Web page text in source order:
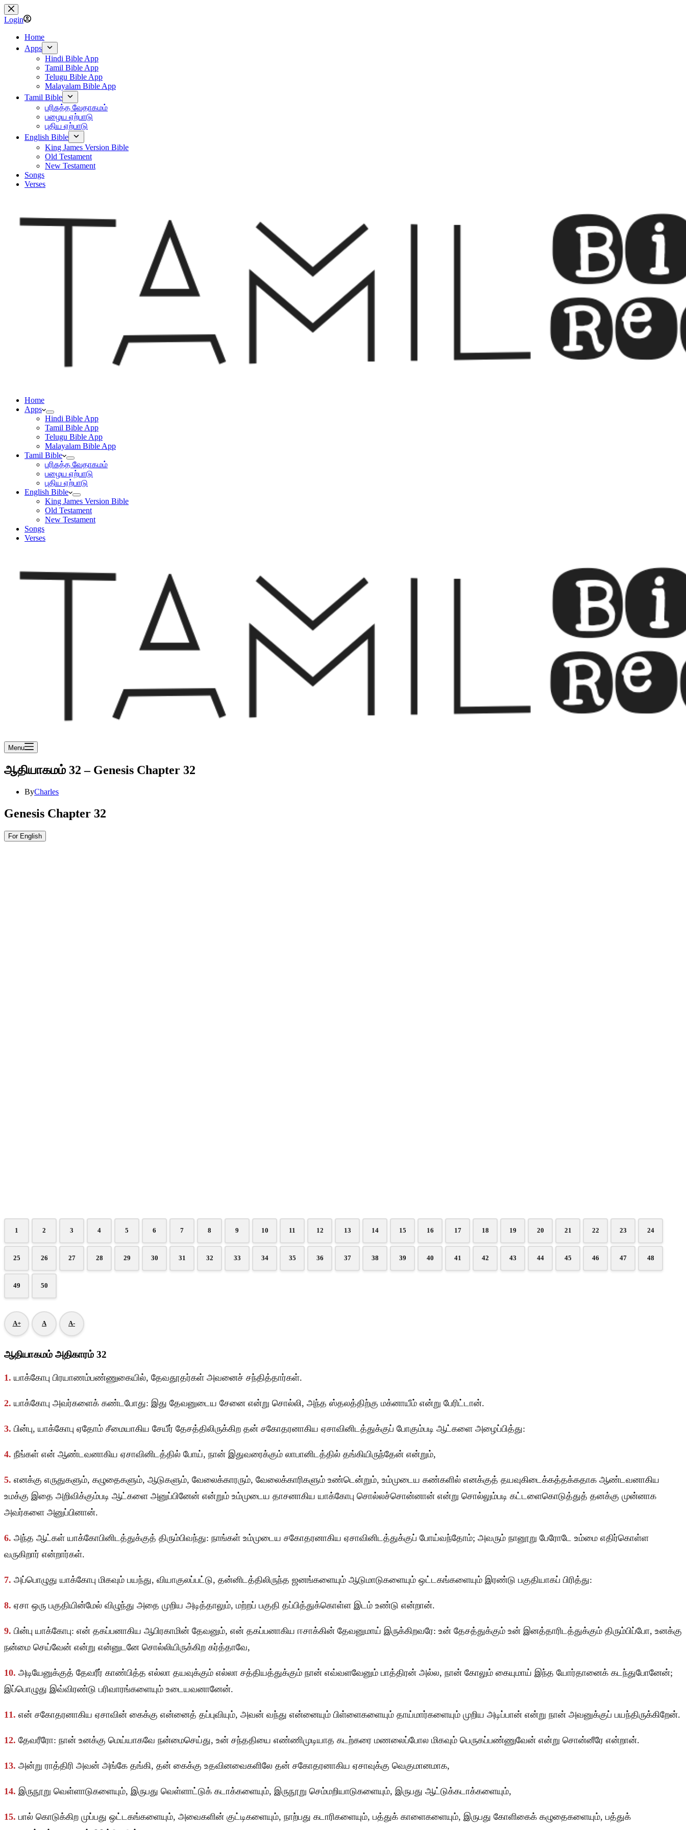
Skip
to
content
Login
Home
Apps
Hindi Bible App
Tamil Bible App
Telugu Bible App
Malayalam Bible App
Tamil Bible
பரிசுத்த வேதாகமம்
பழைய ஏற்பாடு
புதிய ஏற்பாடு
English Bible
King James Version Bible
Old Testament
New Testament
Songs
Verses
Home
Apps
Hindi Bible App
Tamil Bible App
Telugu Bible App
Malayalam Bible App
Tamil Bible
பரிசுத்த வேதாகமம்
பழைய ஏற்பாடு
புதிய ஏற்பாடு
English Bible
King James Version Bible
Old Testament
New Testament
Songs
Verses
Menu
ஆதியாகமம் 32 – Genesis Chapter 32
ByCharles
Genesis Chapter 32
For English
1 2 3 4 5 6 7 8 9 10 11 12 13 14 15 16 17 18 19 20 21 22 23 24
25 26 27 28 29 30 31 32 33 34 35 36 37 38 39 40 41 42 43 44 45 46 47 48
49 50
A+ A A-
ஆதியாகமம் அதிகாரம் 32
1. யாக்கோபு பிரயாணம்பண்ணுகையில், தேவதூதர்கள் அவனைச் சந்தித்தார்கள்.
2. யாக்கோபு அவர்களைக் கண்டபோது: இது தேவனுடைய சேனை என்று சொல்லி, அந்த ஸ்தலத்திற்கு மக்னாயீம் என்று பேரிட்டான்.
3. பின்பு, யாக்கோபு ஏதோம் சீமையாகிய சேயீர் தேசத்திலிருக்கிற தன் சகோதரனாகிய ஏசாவினிடத்துக்குப் போகும்படி ஆட்களை அழைப்பித்து:
4. நீங்கள் என் ஆண்டவனாகிய ஏசாவினிடத்தில் போய், நான் இதுவரைக்கும் லாபானிடத்தில் தங்கியிருந்தேன் என்றும்,
5. எனக்கு எருதுகளும், கழுதைகளும், ஆடுகளும், வேலைக்காரரும், வேலைக்காரிகளும் உண்டென்றும், உம்முடைய கண்களில் எனக்குத் தயவுகிடைக்கத்தக்கதாக ஆண்டவனாகிய
உமக்கு இதை அறிவிக்கும்படி ஆட்களை அனுப்பினேன் என்றும் உம்முடைய தாசனாகிய யாக்கோபு சொல்லச்சொன்னான் என்று சொல்லும்படி கட்டளைகொடுத்துத் தனக்கு முன்னாக
அவர்களை அனுப்பினான்.
6. அந்த ஆட்கள் யாக்கோபினிடத்துக்குத் திரும்பிவந்து: நாங்கள் உம்முடைய சகோதரனாகிய ஏசாவினிடத்துக்குப் போய்வந்தோம்; அவரும் நானூறு பேரோடே உம்மை எதிர்கொள்ள
வருகிறார் என்றார்கள்.
7. அப்பொழுது யாக்கோபு மிகவும் பயந்து, வியாகுலப்பட்டு, தன்னிடத்திலிருந்த ஜனங்களையும் ஆடுமாடுகளையும் ஒட்டகங்களையும் இரண்டு பகுதியாகப் பிரித்து:
8. ஏசா ஒரு பகுதியின்மேல் விழுந்து அதை முறிய அடித்தாலும், மற்றப் பகுதி தப்பித்துக்கொள்ள இடம் உண்டு என்றான்.
9. பின்பு யாக்கோபு: என் தகப்பனாகிய ஆபிரகாமின் தேவனும், என் தகப்பனாகிய ஈசாக்கின் தேவனுமாய் இருக்கிறவரே: உன் தேசத்துக்கும் உன் இனத்தாரிடத்துக்கும் திரும்பிப்போ, உனக்கு
நன்மை செய்வேன் என்று என்னுடனே சொல்லியிருக்கிற கர்த்தாவே,
10. அடியேனுக்குத் தேவரீர் காண்பித்த எல்லா தயவுக்கும் எல்லா சத்தியத்துக்கும் நான் எவ்வளவேனும் பாத்திரன் அல்ல, நான் கோலும் கையுமாய் இந்த யோர்தானைக் கடந்துபோனேன்;
இப்பொழுது இவ்விரண்டு பரிவாரங்களையும் உடையவனானேன்.
11. என் சகோதரனாகிய ஏசாவின் கைக்கு என்னைத் தப்புவியும், அவன் வந்து என்னையும் பிள்ளைகளையும் தாய்மார்களையும் முறிய அடிப்பான் என்று நான் அவனுக்குப் பயந்திருக்கிறேன்.
12. தேவரீரோ: நான் உனக்கு மெய்யாகவே நன்மைசெய்து, உன் சந்ததியை எண்ணிமுடியாத கடற்கரை மணலைப்போல மிகவும் பெருகப்பண்ணுவேன் என்று சொன்னீரே என்றான்.
13. அன்று ராத்திரி அவன் அங்கே தங்கி, தன் கைக்கு உதவினவைகளிலே தன் சகோதரனாகிய ஏசாவுக்கு வெகுமானமாக,
14. இருநூறு வெள்ளாடுகளையும், இருபது வெள்ளாட்டுக் கடாக்களையும், இருநூறு செம்மறியாடுகளையும், இருபது ஆட்டுக்கடாக்களையும்,
15. பால் கொடுக்கிற முப்பது ஒட்டகங்களையும், அவைகளின் குட்டிகளையும், நாற்பது கடாரிகளையும், பத்துக் காளைகளையும், இருபது கோளிகைக் கழுதைகளையும், பத்துக்